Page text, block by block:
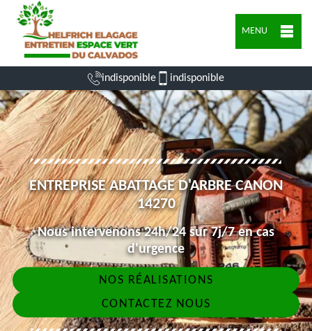
MENU
indisponible indisponible
ENTREPRISE ABATTAGE D'ARBRE CANON
14270
Nous intervenons 24h/24 sur 7j/7 en cas
d'urgence
NOS RÉALISATIONS
CONTACTEZ NOUS